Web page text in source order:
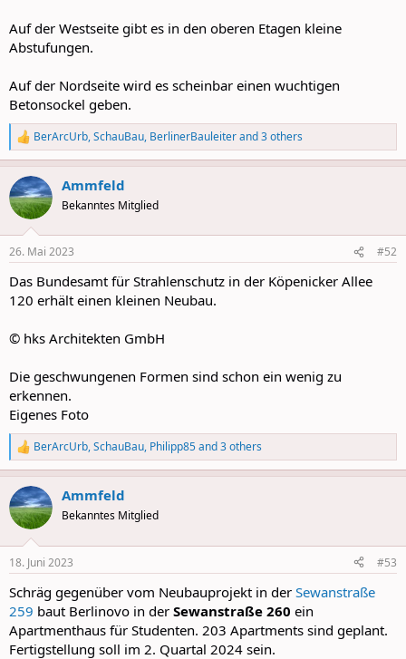
Auf der Westseite gibt es in den oberen Etagen kleine
Abstufungen.
Auf der Nordseite wird es scheinbar einen wuchtigen
Betonsockel geben.
R
e
a
c
t
i
s
BerArcUrb,SchauBau, BerlinerBauleiterand 3 others
Ammfeld
Bekanntes Mitglied
26. Mai 2023 #52
Das Bundesamt für Strahlenschutz in der Köpenicker Allee
120 erhält einen kleinen Neubau.
© hks Architekten GmbH
Die geschwungenen Formen sind schon ein wenig zu
erkennen.
Eigenes Foto
R
e
a
c
t
i
s
BerArcUrb,SchauBau, Philipp85and 3 others
Ammfeld
Bekanntes Mitglied
18. Juni 2023 #53
Schräg gegenüber vom Neubauprojekt in der Sewanstraße
259 baut Berlinovo in der Sewanstraße 260 ein
Apartmenthaus für Studenten. 203 Apartments sind geplant.
Fertigstellung soll im 2. Quartal 2024 sein.